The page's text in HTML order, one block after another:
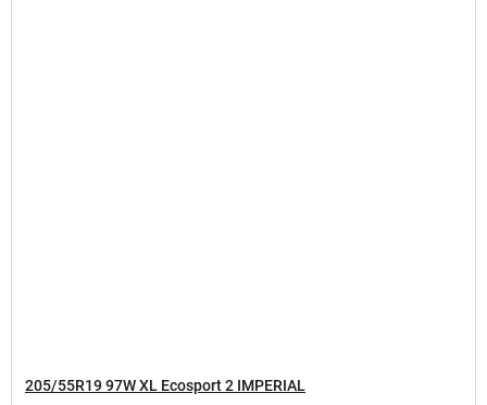
205/55R19 97W XL Ecosport 2 IMPERIAL